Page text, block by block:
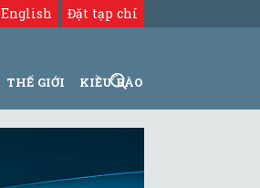
Đặt tạp chí
English
THẾ GIỚI KIỀU BÀO